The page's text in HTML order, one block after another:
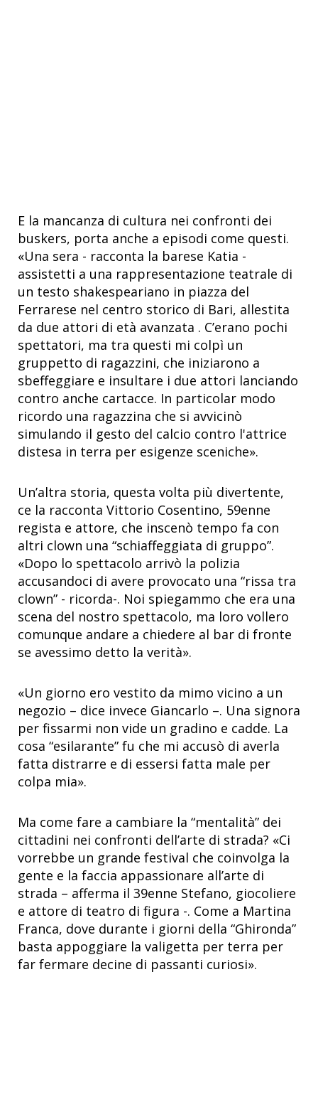
E la mancanza di cultura nei confronti dei
buskers, porta anche a episodi come questi.
«Una sera - racconta la barese Katia -
assistetti a una rappresentazione teatrale di
un testo shakespeariano in piazza del
Ferrarese nel centro storico di Bari, allestita
da due attori di età avanzata . C’erano pochi
spettatori, ma tra questi mi colpì un
gruppetto di ragazzini, che iniziarono a
sbeffeggiare e insultare i due attori lanciando
contro anche cartacce. In particolar modo
ricordo una ragazzina che si avvicinò
simulando il gesto del calcio contro l'attrice
distesa in terra per esigenze sceniche».
Un’altra storia, questa volta più divertente,
ce la racconta Vittorio Cosentino, 59enne
regista e attore, che inscenò tempo fa con
altri clown una “schiaffeggiata di gruppo”.
«Dopo lo spettacolo arrivò la polizia
accusandoci di avere provocato una “rissa tra
clown” - ricorda-. Noi spiegammo che era una
scena del nostro spettacolo, ma loro vollero
comunque andare a chiedere al bar di fronte
se avessimo detto la verità».
«Un giorno ero vestito da mimo vicino a un
negozio – dice invece Giancarlo –. Una signora
per fissarmi non vide un gradino e cadde. La
cosa “esilarante” fu che mi accusò di averla
fatta distrarre e di essersi fatta male per
colpa mia».
Ma come fare a cambiare la “mentalità” dei
cittadini nei confronti dell’arte di strada? «Ci
vorrebbe un grande festival che coinvolga la
gente e la faccia appassionare all’arte di
strada – afferma il 39enne Stefano, giocoliere
e attore di teatro di figura -. Come a Martina
Franca, dove durante i giorni della “Ghironda”
basta appoggiare la valigetta per terra per
far fermare decine di passanti curiosi».